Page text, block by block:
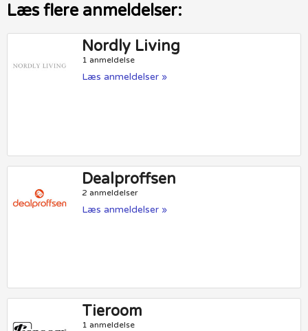
Læs flere anmeldelser:
Nordly Living
1 anmeldelse
Læs anmeldelser »
Dealproffsen
2 anmeldelser
Læs anmeldelser »
Tieroom
1 anmeldelse